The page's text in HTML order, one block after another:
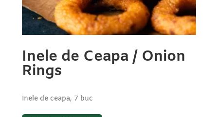
Inele de Ceapa / Onion
Rings
Inele de ceapa, 7 buc